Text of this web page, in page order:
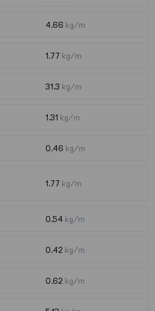
4.66 kg/m
1.77 kg/m
31.3 kg/m
1.31 kg/m
0.46 kg/m
1.77 kg/m
0.54 kg/m
0.42 kg/m
0.62 kg/m